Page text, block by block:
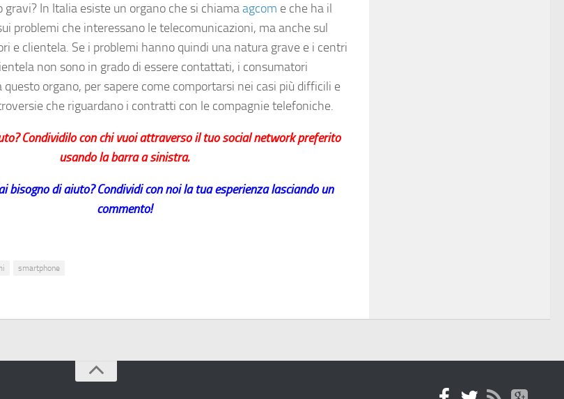
gravi? In Italia esiste un organo che si chiamaagcom e che ha il
problemi che interessano le telecomunicazioni, ma anche sul
e clientela. Se i problemi hanno quindi una natura grave e i centri
non sono in grado di essere contattati, i consumatori
questo organo, per sapere come comportarsi nei casi più difficili e
che riguardano i contratti con le compagnie telefoniche.
Condividilo con chi vuoi attraverso il tuo social network preferito
usando la barra a sinistra.
bisogno di aiuto? Condividi con noi la tua esperienza lasciando un
commento!
smartphone